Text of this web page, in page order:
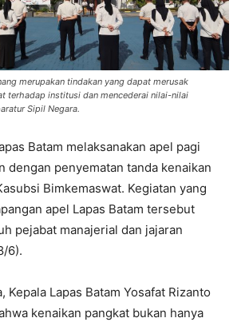
merupakan tindakan yang dapat merusak
terhadap institusi dan mencederai nilai-nilai
Sipil Negara.
Batam melaksanakan apel pagi
dengan penyematan tanda kenaikan
Bimkemaswat. Kegiatan yang
apel Lapas Batam tersebut
pejabat manajerial dan jajaran
6).
Kepala Lapas Batam Yosafat Rizanto
kenaikan pangkat bukan hanya